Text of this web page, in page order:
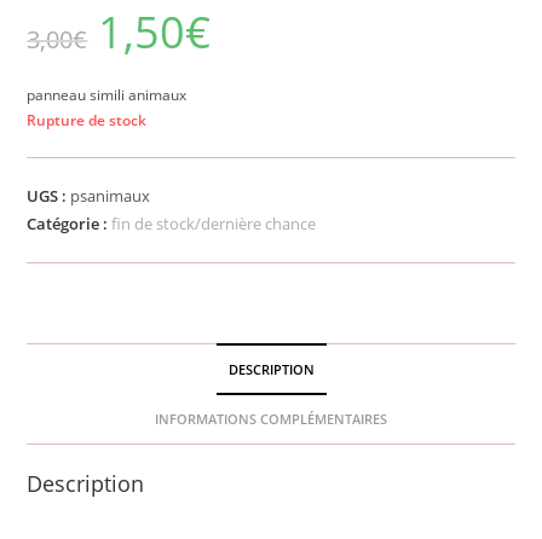
3,00€ 1,50€
panneau simili animaux
Rupture de stock
UGS : psanimaux
Catégorie :fin de stock/dernière chance
DESCRIPTION
INFORMATIONS COMPLÉMENTAIRES
Description